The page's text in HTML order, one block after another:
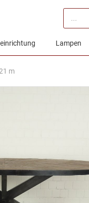
search
Lampen
m